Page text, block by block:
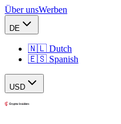
Über unsWerben
DE
🇳🇱 Dutch
🇪🇸 Spanish
USD